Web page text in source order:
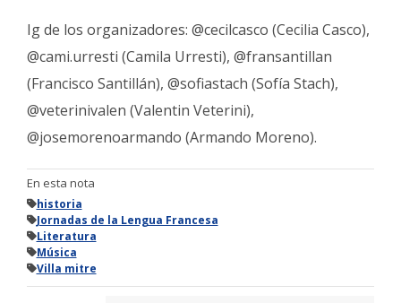
Ig de los organizadores: @cecilcasco (Cecilia Casco),
@cami.urresti (Camila Urresti), @fransantillan
(Francisco Santillán), @sofiastach (Sofía Stach),
@veterinivalen (Valentin Veterini),
@josemorenoarmando (Armando Moreno).
En esta nota
historia
Jornadas de la Lengua Francesa
Literatura
Música
Villa mitre